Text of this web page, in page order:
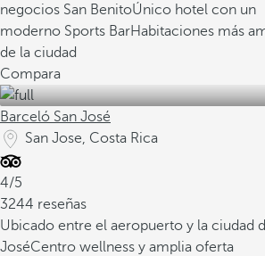
negocios San BenitoÚnico hotel con un
moderno Sports BarHabitaciones más
de la ciudad
Compara
Barceló San José
San Jose, Costa Rica
4/5
3244 reseñas
Ubicado entre el aeropuerto y la ciudad
JoséCentro wellness y amplia oferta